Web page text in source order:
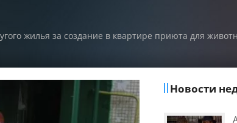
жилья за создание в квартире приюта для
Новости